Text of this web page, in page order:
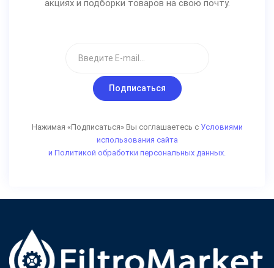
акциях и подборки товаров на свою почту.
Подписаться
Нажимая «Подписаться» Вы соглашаетесь с Условиями
использования сайта
и Политикой обработки персональных данных.